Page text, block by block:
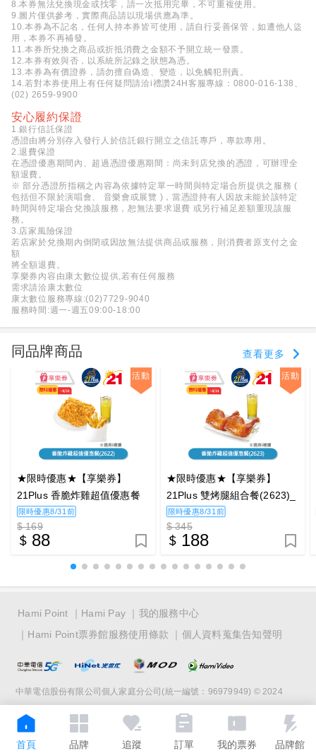
首頁 品牌 追蹤 訂單 我的票券 品牌館
8.本券無法兌換現金或找零，請一次抵用完畢，不可重複使用。
9.圖片僅供參考，實際商品請以現場供應為準。
10.本券為不記名，任何人持本券皆可使用，請自行妥善保管，如遭他人盜
用，本券不再補發。
11.本券所兌換之商品或折抵消費之金額不予開立統一發票。
12.本券有效與否，以系統所記錄之狀態為憑。
13.本券為有價證券，請勿擅自偽造、變造，以免觸犯刑責。
14.若對本券使用上有任何疑問請洽i禮讚24H客服專線：0800-016-138、
(02) 2659-9900
安心履約保證
1.銀行信託保證
憑證由將分別存入發行人於信託銀行開立之信託專戶，專款專用。
2.退費保證
在憑證優惠期間內、超過憑證優惠期間：尚未到店兌換的憑證，可辦理全
額退費。
※ 部分憑證所指稱之內容為依據特定單一時間與特定場合所提供之服務 (
包括但不限於演唱會、 音樂會或展覽 )，當憑證持有人因故未能於該特定
時間與特定場合兌換該服務，恕無法要求退費 或另行補足差額重現該服
務。
3.店家風險保證
若店家於兌換期內倒閉或因故無法提供商品或服務，則消費者原支付之金
額
將全額退費。
享樂券內容由康太數位提供,若有任何服務
需求請洽康太數位
康太數位服務專線:(02)7729-9040
服務時間:週一-週五09:00-18:00
同品牌商品 查看更多
活動
★限時優惠★【享樂券】
21Plus 香脆炸雞超值優惠餐
(2622)_電子憑證
限時優惠8/31前
$ 169
88
活動
★限時優惠★【享樂券】
21Plus 雙烤腿組合餐(2623)_
電子憑證
限時優惠8/31前
$ 345
188
Hami Point Hami Pay
我的服務中心
Hami Point票券館服務使用條款
個人資料蒐集告知聲明
中華電信股份有限公司個人家庭分公司(統一編號：96979949) © 2024